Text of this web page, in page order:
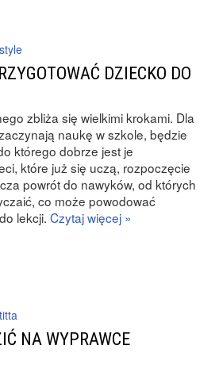
DZIECKO DO
zbliża się wielkimi krokami. Dla
naukę w szkole, będzie
którego dobrze jest je
które już się uczą, rozpoczęcie
powrót do nawyków, od których
co może powodować
lekcji. Czytaj więcej »
NA WYPRAWCE